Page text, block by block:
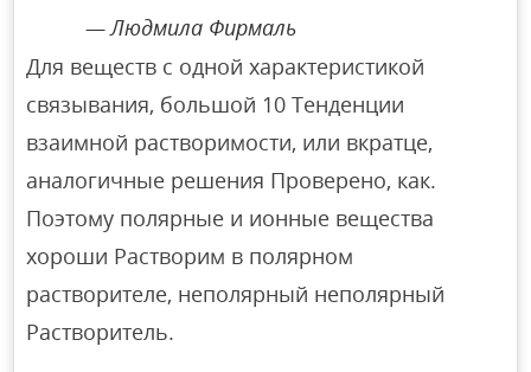
Людмила Фирмаль
Для веществ с одной характеристикой
связывания, большой 10 Тенденции
взаимной растворимости, или вкратце,
аналогичные решения Проверено, как.
Поэтому полярные и ионные вещества
хороши Растворим в полярном
растворителе, неполярный неполярный
Растворитель.